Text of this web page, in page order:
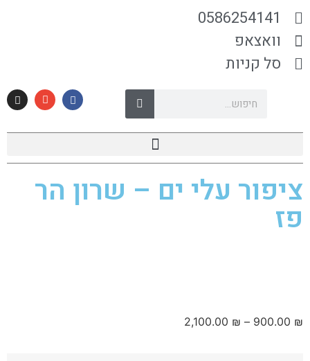
0586254141
וואצאפ
סל קניות
ציפור עלי ים – שרון הר
פז
900.00 ₪
–
2,100.00 ₪